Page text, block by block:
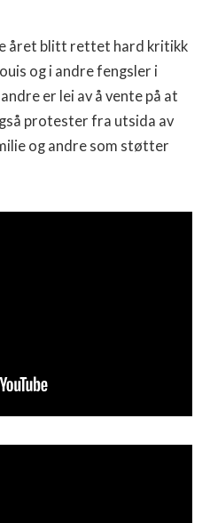
året blitt rettet hard kritikk
og i andre fengsler i
er lei av å vente på at
protester fra utsida av
og andre som støtter